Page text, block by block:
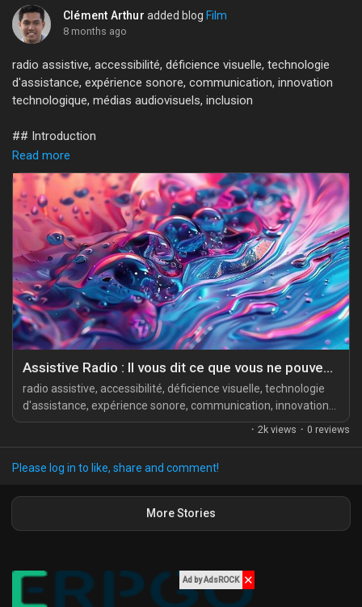
Discover Posts
Funding
My Funding
Offers
My Offers
Jobs
My Jobs
Courses
Clément Arthur added blog Film
8 months ago
radio assistive, accessibilité, déficience visuelle, technologie
d'assistance, expérience sonore, communication, innovation
technologique, médias audiovisuels, inclusion
## Introduction
Dans un monde où l'information circule à grande vitesse,
l'accessibilité à la communication est essentielle pour tous, y
compris pour les personnes malvoyantes. Un outil souvent
sous-estimé dans ce domaine est la radio. Traditionnellement
perçue comme un simple appareil audio, la radio peut se
transformer en un...
Read more
Assistive Radio : Il vous dit ce que vous ne pouvez pas voir
radio assistive, accessibilité, déficience visuelle, technologie
d'assistance, expérience sonore, communication, innovation
technologique, médias audiovisuels, inclusion ## Introduction
compris pour les personnes malvoyantes. Un outil souvent
· 2k views · 0 reviews
Please log in to like, share and comment!
More Stories
Ad by AdsROCK ✕